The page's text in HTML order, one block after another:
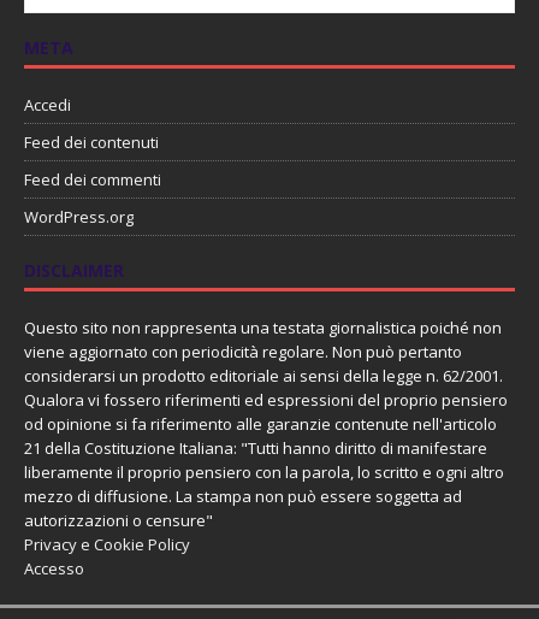
META
Accedi
Feed dei contenuti
Feed dei commenti
WordPress.org
DISCLAIMER
Questo sito non rappresenta una testata giornalistica poiché non
viene aggiornato con periodicità regolare. Non può pertanto
considerarsi un prodotto editoriale ai sensi della legge n. 62/2001.
Qualora vi fossero riferimenti ed espressioni del proprio pensiero
od opinione si fa riferimento alle garanzie contenute nell'articolo
21 della Costituzione Italiana: "Tutti hanno diritto di manifestare
liberamente il proprio pensiero con la parola, lo scritto e ogni altro
mezzo di diffusione. La stampa non può essere soggetta ad
autorizzazioni o censure"
Privacy e Cookie Policy
Accesso